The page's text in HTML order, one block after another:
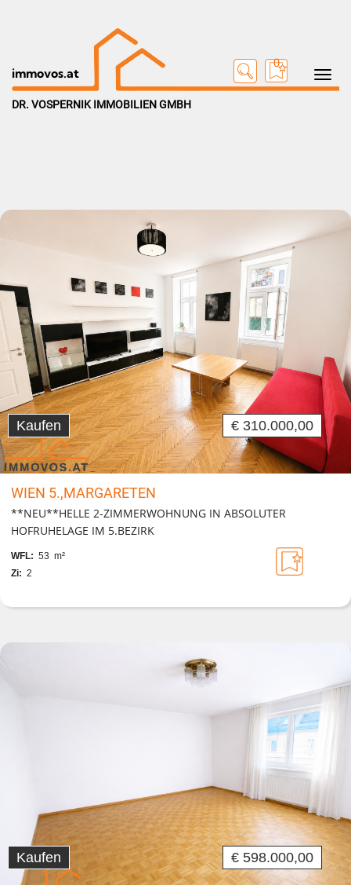
Toggle
immovos.at
0
DR. VOSPERNIK IMMOBILIEN GMBH
Kaufen € 310.000,00
WIEN 5.,MARGARETEN
**NEU**HELLE 2-ZIMMERWOHNUNG IN ABSOLUTER
HOFRUHELAGE IM 5.BEZIRK
WFL: 53 m²
Zi: 2
Kaufen € 598.000,00